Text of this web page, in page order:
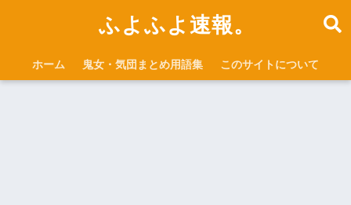
ふよふよ速報。
ホーム 鬼女・気団まとめ用語集 このサイトについて